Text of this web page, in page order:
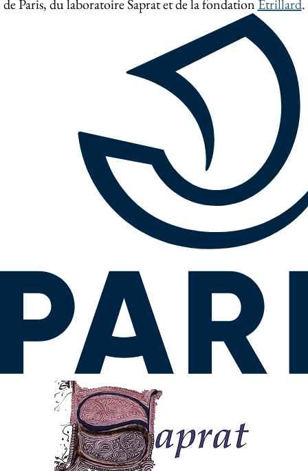
de Paris, du laboratoire Saprat et de la fondation Etrillard.